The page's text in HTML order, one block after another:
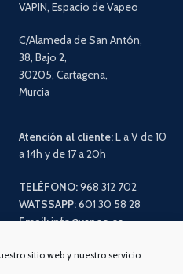
sitio web y nuestro servicio.
VAPIN, Espacio de Vapeo
C/Alameda de San Antón,
38, Bajo 2,
30205, Cartagena,
Murcia
Atención al cliente:L a V de 10
a 14h y de 17 a 20h
TELÉFONO:968 312 702
WATSSAPP:601 30 58 28
Email:info@vapeo.es